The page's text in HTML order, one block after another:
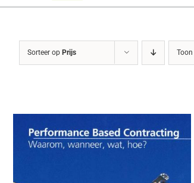
Sorteer op Prijs Toon